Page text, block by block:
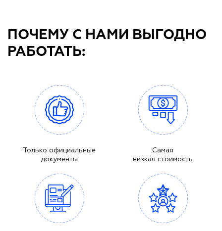
ПОЧЕМУ С НАМИ ВЫГОДНО
РАБОТАТЬ:
Только официальные
документы
Самая
низкая стоимость